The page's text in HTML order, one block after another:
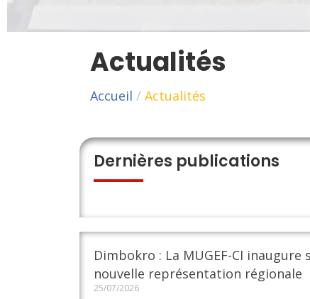
Actualités
Accueil / Actualités
Dernières publications
Dimbokro : La MUGEF-CI inaugure
nouvelle représentation régionale
25/07/2026